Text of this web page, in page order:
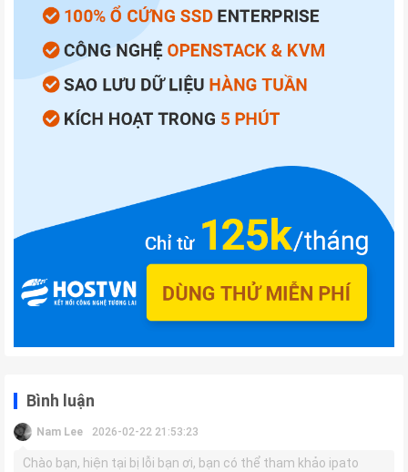
Bình luận
Nam Lee 2026-02-22 21:53:23
Chào bạn, hiện tại bị lỗi bạn ơi, bạn có thể tham khảo ipato